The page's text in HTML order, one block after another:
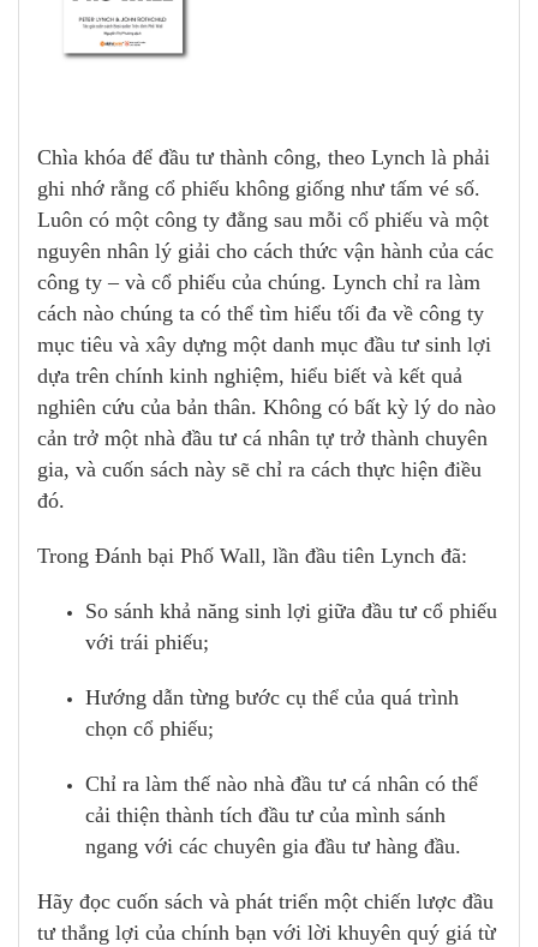
Chìa khóa để đầu tư thành công, theo Lynch là phải
ghi nhớ rằng cổ phiếu không giống như tấm vé số.
Luôn có một công ty đằng sau mỗi cổ phiếu và một
nguyên nhân lý giải cho cách thức vận hành của các
công ty – và cổ phiếu của chúng. Lynch chỉ ra làm
cách nào chúng ta có thể tìm hiểu tối đa về công ty
mục tiêu và xây dựng một danh mục đầu tư sinh lợi
dựa trên chính kinh nghiệm, hiểu biết và kết quả
nghiên cứu của bản thân. Không có bất kỳ lý do nào
cản trở một nhà đầu tư cá nhân tự trở thành chuyên
gia, và cuốn sách này sẽ chỉ ra cách thực hiện điều
đó.
Trong Đánh bại Phố Wall, lần đầu tiên Lynch đã:
So sánh khả năng sinh lợi giữa đầu tư cổ phiếu
với trái phiếu;
Hướng dẫn từng bước cụ thể của quá trình
chọn cổ phiếu;
Chỉ ra làm thế nào nhà đầu tư cá nhân có thể
cải thiện thành tích đầu tư của mình sánh
ngang với các chuyên gia đầu tư hàng đầu.
Hãy đọc cuốn sách và phát triển một chiến lược đầu
tư thắng lợi của chính bạn với lời khuyên quý giá từ